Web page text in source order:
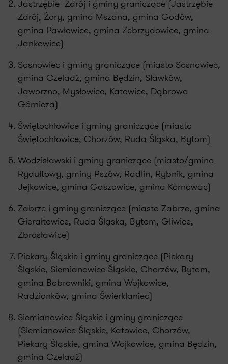
Jastrzębie- Zdrój i gminy graniczące (Jastrzębie
Zdrój, Żory, gmina Mszana, gmina Godów,
gmina Pawłowice, gmina Zebrzydowice, gmina
Jankowice)
Sosnowiec i gminy graniczące (miasto Sosnowiec,
gmina Czeladź, gmina Będzin, Sławków,
Jaworzno, Mysłowice, Katowice, Dąbrowa
Górnicza)
Świętochłowice i gminy graniczące (miasto
Świętochłowice, Chorzów, Ruda Śląska, Bytom)
Wodzisławski i gminy graniczące (miasto/gmina
Rydułtowy, gminy Pszów, Radlin, Rybnik, gmina
Jejkowice, gmina Gaszowice, gmina Kornowac)
Zabrze i gminy graniczące (miasto Zabrze, gmina
Gierałtowice, Ruda Śląska, Bytom, Gliwice,
Zbrosławice)
Piekary Śląskie i gminy graniczące (Piekary
Śląskie, Siemianowice Śląskie, Chorzów, Bytom,
gmina Bobrowniki, gmina Wojkowice,
Radzionków, gmina Świerklaniec)
Siemianowice Śląskie i gminy graniczące
(Siemianowice Śląskie, Katowice, Chorzów,
Piekary Śląskie, gmina Wojkowice, gmina Będzin,
gmina Czeladź)